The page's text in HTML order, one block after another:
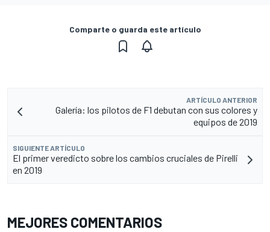
Comparte o guarda este artículo
ARTÍCULO ANTERIOR
Galería: los pilotos de F1 debutan con sus colores y
equipos de 2019
SIGUIENTE ARTÍCULO
El primer veredicto sobre los cambios cruciales de Pirelli
en 2019
MEJORES COMENTARIOS